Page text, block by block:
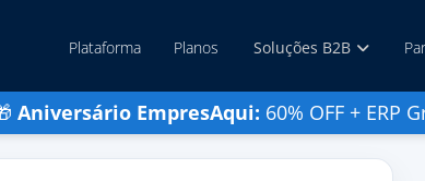
Plataforma Planos Soluções B2B
Aniversário EmpresAqui: 60% OFF + ERP